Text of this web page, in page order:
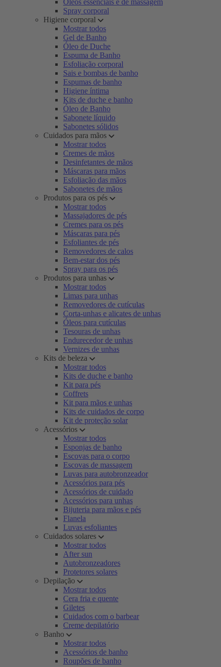
Óleos essenciais e de massagem
Spray corporal
Higiene corporal
Mostrar todos
Gel de Banho
Óleo de Duche
Espuma de Banho
Esfoliação corporal
Sais e bombas de banho
Espumas de banho
Higiene íntima
Kits de duche e banho
Óleo de Banho
Sabonete líquido
Sabonetes sólidos
Cuidados para mãos
Mostrar todos
Cremes de mãos
Desinfetantes de mãos
Máscaras para mãos
Esfoliação das mãos
Sabonetes de mãos
Produtos para os pés
Mostrar todos
Massajadores de pés
Cremes para os pés
Máscaras para pés
Esfoliantes de pés
Removedores de calos
Bem-estar dos pés
Spray para os pés
Produtos para unhas
Mostrar todos
Limas para unhas
Removedores de cutículas
Corta-unhas e alicates de unhas
Óleos para cutículas
Tesouras de unhas
Endurecedor de unhas
Vernizes de unhas
Kits de beleza
Mostrar todos
Kits de duche e banho
Kit para pés
Coffrets
Kit para mãos e unhas
Kits de cuidados de corpo
Kit de proteção solar
Acessórios
Mostrar todos
Esponjas de banho
Escovas para o corpo
Escovas de massagem
Luvas para autobronzeador
Acessórios para pés
Acessórios de cuidado
Acessórios para unhas
Bijuteria para mãos e pés
Flanela
Luvas esfoliantes
Cuidados solares
Mostrar todos
After sun
Autobronzeadores
Protetores solares
Depilação
Mostrar todos
Cera fria e quente
Giletes
Cuidados com o barbear
Creme depilatório
Banho
Mostrar todos
Acessórios de banho
Roupões de banho